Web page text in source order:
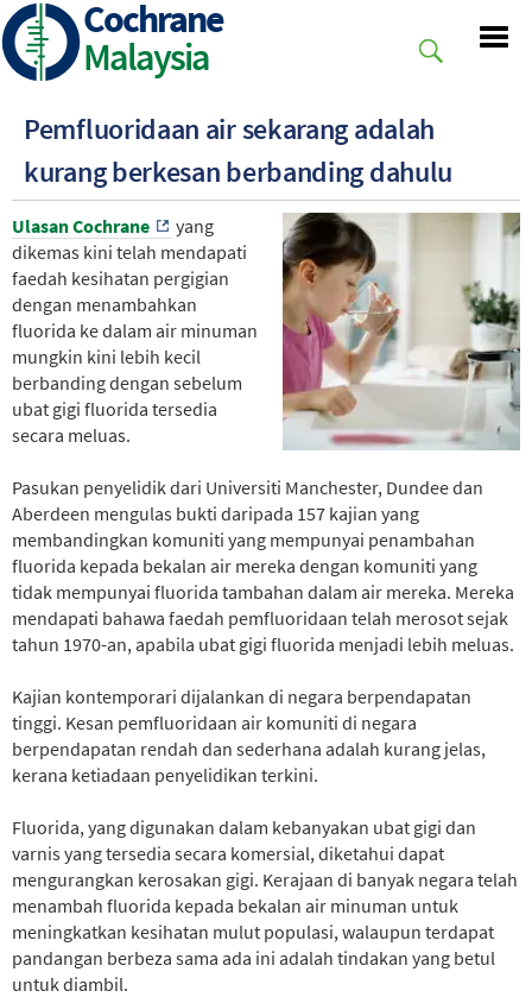
Skip
to
main
Cochrane
Malaysia
Pemfluoridaan air sekarang adalah
kurang berkesan berbanding dahulu
Ulasan Cochrane
yang
dikemas kini telah mendapati
faedah kesihatan pergigian
dengan menambahkan
fluorida ke dalam air minuman
mungkin kini lebih kecil
berbanding dengan sebelum
ubat gigi fluorida tersedia
secara meluas.
Pasukan penyelidik dari Universiti Manchester, Dundee dan
Aberdeen mengulas bukti daripada 157 kajian yang
membandingkan komuniti yang mempunyai penambahan
fluorida kepada bekalan air mereka dengan komuniti yang
tidak mempunyai fluorida tambahan dalam air mereka. Mereka
mendapati bahawa faedah pemfluoridaan telah merosot sejak
tahun 1970-an, apabila ubat gigi fluorida menjadi lebih meluas.
Kajian kontemporari dijalankan di negara berpendapatan
tinggi. Kesan pemfluoridaan air komuniti di negara
berpendapatan rendah dan sederhana adalah kurang jelas,
kerana ketiadaan penyelidikan terkini.
Fluorida, yang digunakan dalam kebanyakan ubat gigi dan
varnis yang tersedia secara komersial, diketahui dapat
mengurangkan kerosakan gigi. Kerajaan di banyak negara telah
menambah fluorida kepada bekalan air minuman untuk
meningkatkan kesihatan mulut populasi, walaupun terdapat
pandangan berbeza sama ada ini adalah tindakan yang betul
untuk diambil.